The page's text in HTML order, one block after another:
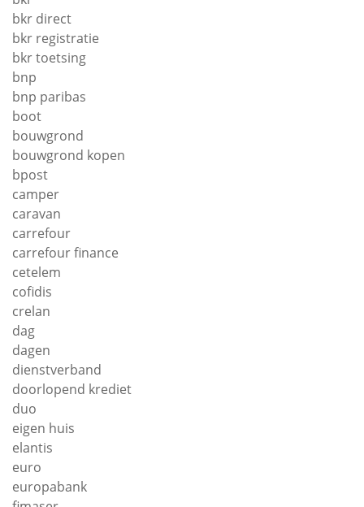
bkr direct
bkr registratie
bkr toetsing
bnp
bnp paribas
boot
bouwgrond
bouwgrond kopen
bpost
camper
caravan
carrefour
carrefour finance
cetelem
cofidis
crelan
dag
dagen
dienstverband
doorlopend krediet
duo
eigen huis
elantis
euro
europabank